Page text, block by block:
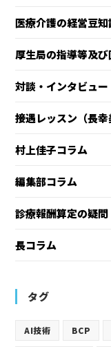
医療介護の経営豆知
厚生局の指導等及
対談・インタビュー
接遇レッスン（長幸
村上佳子コラム
編集部コラム
診療報酬算定の疑問
長コラム
タグ
AI技術 BCP